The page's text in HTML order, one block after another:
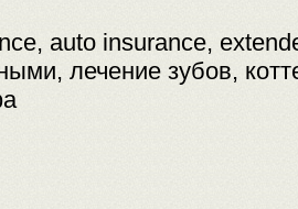
auto insurance,
лечение зубов,